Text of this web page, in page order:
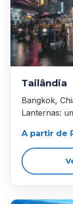
Tailândia
Bangkok,
Lanternas:
A partir de